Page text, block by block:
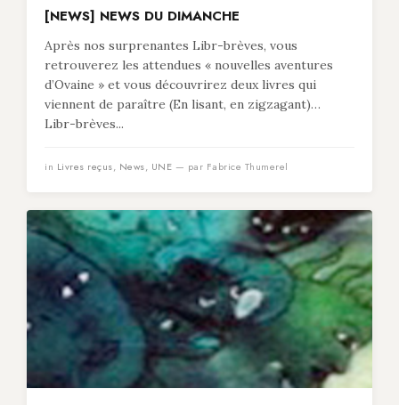
[NEWS] NEWS DU DIMANCHE
Après nos surprenantes Libr-brèves, vous
retrouverez les attendues « nouvelles aventures
d’Ovaine » et vous découvrirez deux livres qui
viennent de paraître (En lisant, en zigzagant)…
Libr-brèves...
in Livres reçus, News, UNE — par Fabrice Thumerel